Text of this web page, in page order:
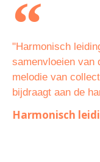
"Harmonisch
samenvloeien van
melodie van
bijdraagt aan de
Harmonisch